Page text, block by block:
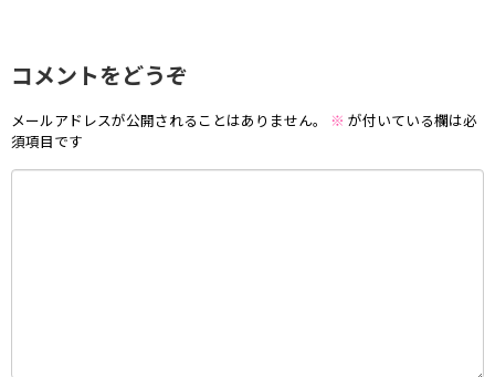
コメントをどうぞ
メールアドレスが公開されることはありません。 ※ が付いている欄は必
須項目です